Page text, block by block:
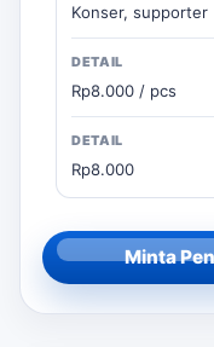
Konser, supporter
Rp8.000 / pcs
Rp8.000
Minta